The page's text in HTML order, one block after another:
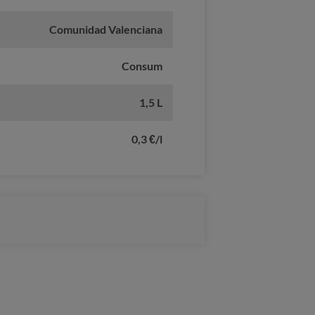
Comunidad Valenciana
Consum
1,5 L
0,3 €/l